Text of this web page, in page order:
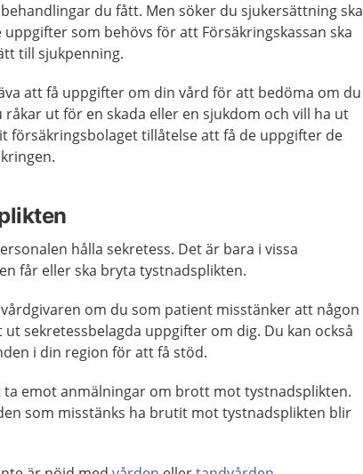
du fått. Men söker du sjukersättning ska
som behövs för att Försäkringskassan ska
till sjukpenning.
att få uppgifter om din vård för att bedöma om du
ut för en skada eller en sjukdom och vill ha ut
försäkringsbolaget tillåtelse att få de uppgifter de
hålla sekretess. Det är bara i vissa
får eller ska bryta tystnadsplikten.
om du som patient misstänker att någon
sekretessbelagda uppgifter om dig. Du kan också
i din region för att få stöd.
ta emot anmälningar om brott mot tystnadsplikten.
som misstänks ha brutit mot tystnadsplikten blir